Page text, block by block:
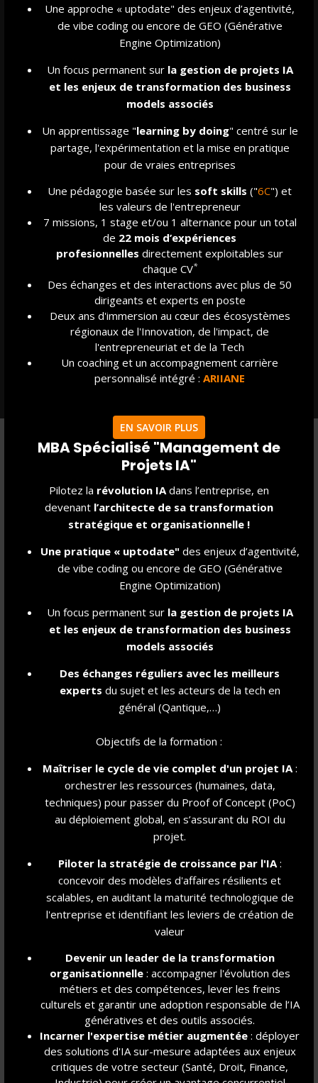
Une approche « uptodate" des enjeux d’agentivité,
de vibe coding ou encore de GEO (Générative
Engine Optimization)
Un focus permanent sur la gestion de projets IA
et les enjeux de transformation des business
models associés
Un apprentissage "learning by doing" centré sur le
partage, l'expérimentation et la mise en pratique
pour de vraies entreprises
Une pédagogie basée sur les soft skills ("6C") et
les valeurs de l'entrepreneur
7 missions, 1 stage et/ou 1 alternance pour un total
de 22 mois d’expériences
profesionnelles directement exploitables sur
chaque CV*
Des échanges et des interactions avec plus de 50
dirigeants et experts en poste
Deux ans d'immersion au cœur des écosystèmes
régionaux de l'Innovation, de l'impact, de
l'entrepreneuriat et de la Tech
Un coaching et un accompagnement carrière
personnalisé intégré : ARIIANE
EN SAVOIR PLUS
MBA Spécialisé "Management de
Projets IA"
Pilotez la révolution IA dans l’entreprise, en
devenant l’architecte de sa transformation
stratégique et organisationnelle !
Une pratique « uptodate" des enjeux d’agentivité,
de vibe coding ou encore de GEO (Générative
Engine Optimization)
Un focus permanent sur la gestion de projets IA
et les enjeux de transformation des business
models associés
Des échanges réguliers avec les meilleurs
experts du sujet et les acteurs de la tech en
général (Qantique,…)
Objectifs de la formation :
Maîtriser le cycle de vie complet d'un projet IA:
orchestrer les ressources (humaines, data,
techniques) pour passer du Proof of Concept (PoC)
au déploiement global, en s’assurant du ROI du
projet.
Piloter la stratégie de croissance par l'IA:
concevoir des modèles d'affaires résilients et
scalables, en auditant la maturité technologique de
l'entreprise et identifiant les leviers de création de
valeur
Devenir un leader de la transformation
organisationnelle: accompagner l'évolution des
métiers et des compétences, lever les freins
culturels et garantir une adoption responsable de l’IA
génératives et des outils associés.
Incarner l'expertise métier augmentée : déployer
des solutions d'IA sur-mesure adaptées aux enjeux
critiques de votre secteur (Santé, Droit, Finance,
que celle-ci profite au plus grand nombre. Cela
commence par ouvrir les portes et donner leur chance à
tous les étudiants qui souhaitent nous rejoindre, qui
ainsi pourront eux-mêmes accéder à des postes et
positions permettant de créer de la valeur et des
opportunités pour d’autres sur le long-terme.
Pour que le financement des études ne soit pas un
frein, nous avons mis en place un système de bourses,
rendu possible aujourd’hui grâce à un effort collectif de
(qui choisissent, pour certains, de ne pas être
rémunérés afin que les coûts pédagogiques soient
redistribués).
Ces bourses sont attribuées sur la base de critères
sociaux, et peuvent également être destinées aux
porteurs de projets engagés.
Pour savoir si vous êtes éligible aux bourses IRIIG,
contacter l’équipe des admissions.
ENJOY IMPACT INNOVATION®
Parce que les transitions nécessaires pour répondre
ne pourront pas être mises en marche sans innovation,
nous mettons au cœur de notre pédagogie les notions
d'impact et d'engagement.
L'innovation, tout comme nos cours, doit être un plaisir.
C'est pourquoi nous œuvrons également à inspirer,
challenger et développer la créativité de nos étudiants
au quotidien.
Ainsi, nous les préparons à être les acteurs des
solutions de demain en :
Les exposant à des dirigeants engagés,
Les formant à se poser les bonnes questions et
toujours remettre en cause les externalités de
leurs actions et leurs projets,
Les poussant à se projeter et réimaginer le
fictions, classes inversées, conférenciers
inspirants... et même des ateliers Lego®et pâte
à modeler !
Les sensibilisant aux business models
sociale et solidaire, business for good,...
Les questionnant sur leurs propres
contradictions, mettant en lumière leurs propres
valeurs pour aligner durablement leur projet de
vie et choix professionnels.